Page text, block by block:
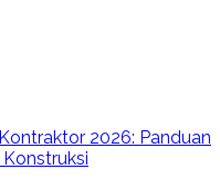
2026: Panduan